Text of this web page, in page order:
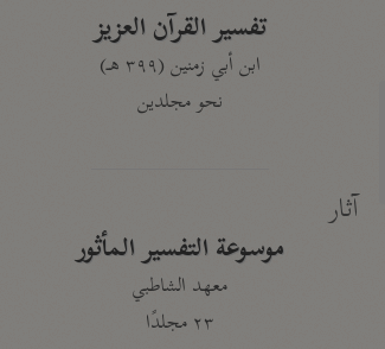
تفسير القرآن العزيز
ابن أبي زمنين (٣٩٩ هـ)
نحو مجلدين
آثار
موسوعة التفسير المأثور
معهد الشاطبي
٢٣ مجلدًا